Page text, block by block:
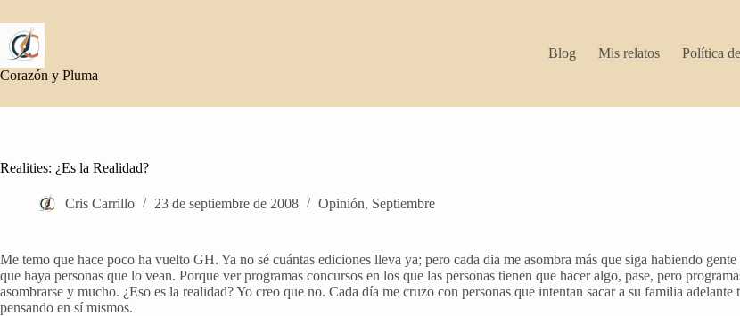
al
contenido
Corazón y Pluma
Blog Mis relatos Política
Realities: ¿Es la Realidad?
Cris Carrillo 23 de septiembre de 2008 Opinión, Septiembre
Me temo que hace poco ha vuelto GH. Ya no sé cuántas ediciones lleva ya; pero cada dia me asombra más que siga habiendo
que haya personas que lo vean. Porque ver programas concursos en los que las personas tienen que hacer algo, pase, pero
asombrarse y mucho. ¿Eso es la realidad? Yo creo que no. Cada día me cruzo con personas que intentan sacar a su familia
pensando en sí mismos.